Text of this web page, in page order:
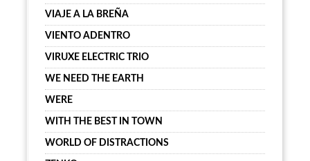
VIAJE A LA BREÑA
VIENTO ADENTRO
VIRUXE ELECTRIC TRIO
WE NEED THE EARTH
WERE
WITH THE BEST IN TOWN
WORLD OF DISTRACTIONS